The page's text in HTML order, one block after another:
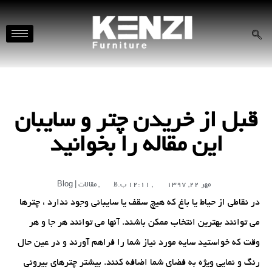
قبل از خریدن چتر و سایبان
این مقاله را بخوانید
مهر 22, 1397 , 12:11 ب.ظ , مقالات | Blog
در نقاطی از حیاط یا باغ که هیچ سقف یا سایبانی وجود ندارد ، چترها
می توانند بهترین انتخاب ممکن باشند. آنها می توانند هر جا و هر
وقت که خواستید سایه مورد نیاز شما را فراهم آورند و در عین حال
رنگ و نمایی ویژه به فضای شما اضافه کنند. بیشتر چترهای بیرونی